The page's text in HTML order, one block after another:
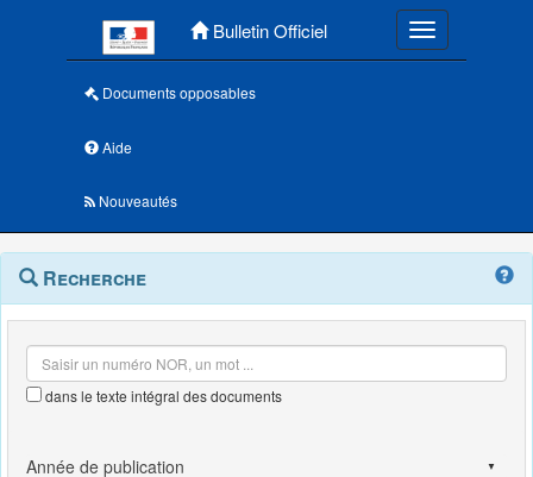
Bulletin Officiel Toggle
Documents opposables
Aide
Nouveautés
Navigation
outils
Menu
contextuel
Recherche
dans le texte intégral des documents